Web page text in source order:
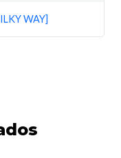
WAY]